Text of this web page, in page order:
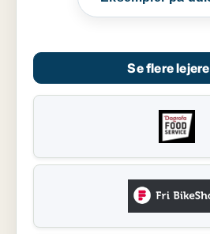
Se flere lejere